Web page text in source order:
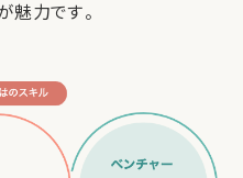
魅力です。